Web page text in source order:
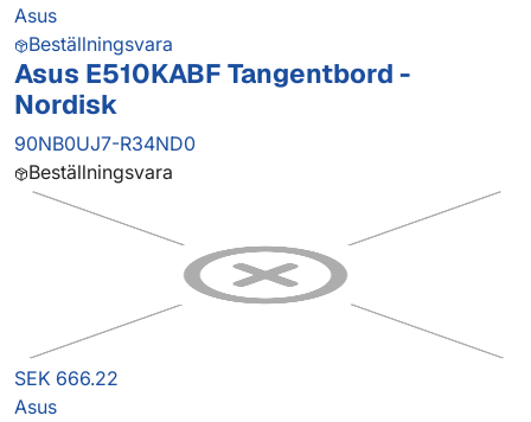
Asus
Beställningsvara
Asus E510KABF Tangentbord -
Nordisk
90NB0UJ7-R34ND0
Beställningsvara
SEK 666.22
Asus